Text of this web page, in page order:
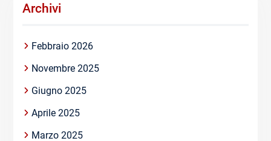
Archivi
Febbraio 2026
Novembre 2025
Giugno 2025
Aprile 2025
Marzo 2025